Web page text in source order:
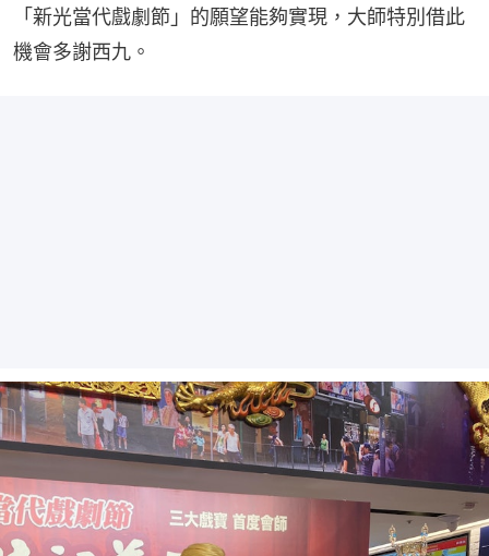
「新光當代戲劇節」的願望能夠實現，大師特別借此
機會多謝西九。